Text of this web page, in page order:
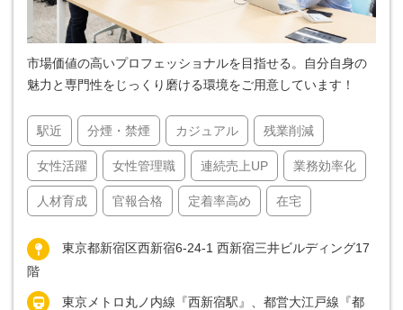
市場価値の高いプロフェッショナルを目指せる。自分自身の
魅力と専門性をじっくり磨ける環境をご用意しています！
駅近 分煙・禁煙 カジュアル 残業削減
女性活躍 女性管理職 連続売上UP 業務効率化
人材育成 官報合格 定着率高め 在宅
東京都新宿区西新宿6-24-1 西新宿三井ビルディング17
階
東京メトロ丸ノ内線『西新宿駅』、都営大江戸線『都